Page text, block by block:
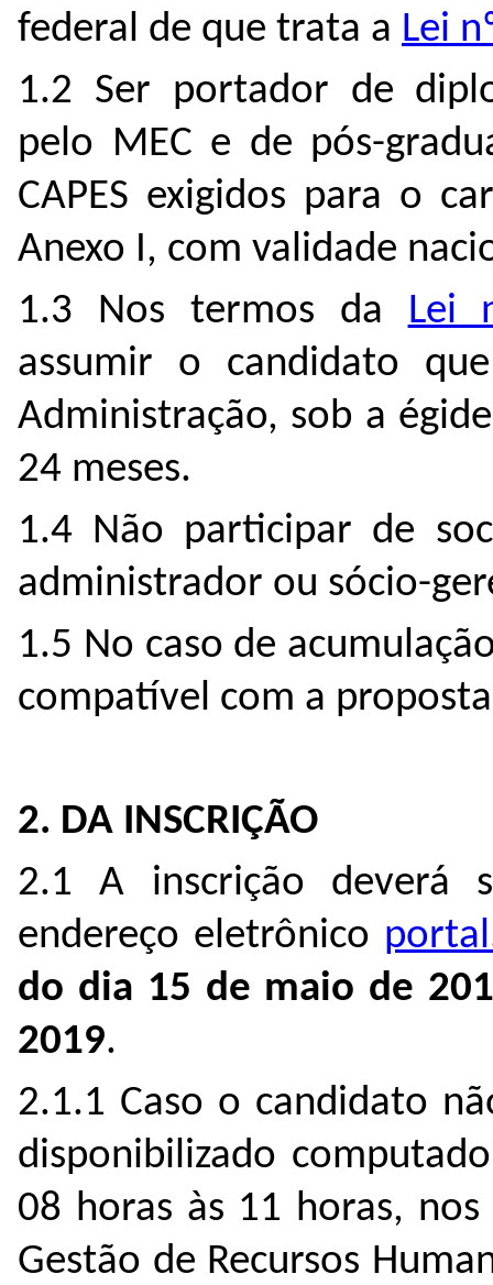
federal de que trata a Lei
1.2 Ser portador de
pelo MEC e de pós-
CAPES exigidos para o
Anexo I, com validade
1.3 Nos termos da Lei
assumir o candidato
Administração, sob a
24 meses.
1.4 Não participar de
administrador ou sócio-
1.5 No caso de
compatível com a
2. DA INSCRIÇÃO
2.1 A inscrição deverá
endereço eletrônico
do dia 15 de maio de
2019.
2.1.1 Caso o candidato
disponibilizado
08 horas às 11 horas,
Gestão de Recursos